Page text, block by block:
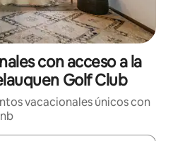
con acceso a la
Golf Club
vacacionales únicos con